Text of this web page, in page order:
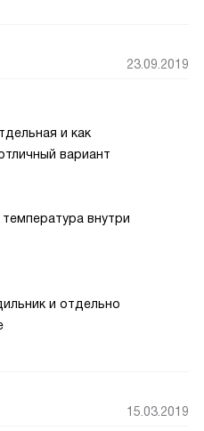
23.09.2019
и как
вариант
внутри
и отдельно
15.03.2019